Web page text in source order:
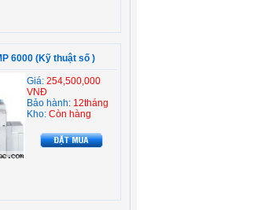
6000 (Kỹ thuật số )
Giá: 254,500,000
VNĐ
Bảo hành: 12tháng
Kho: Còn hàng